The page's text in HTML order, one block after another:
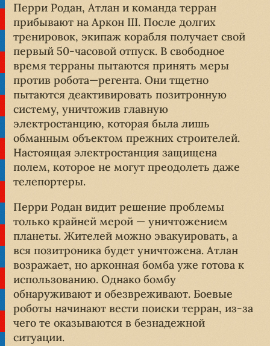
Перри Родан, Атлан и команда терран
прибывают на Аркон III. После долгих
тренировок, экипаж корабля получает свой
первый 50-часовой отпуск. В свободное
время терраны пытаются принять меры
против робота—регента. Они тщетно
пытаются деактивировать позитронную
систему, уничтожив главную
электростанцию, которая была лишь
обманным объектом прежних строителей.
Настоящая электростанция защищена
полем, которое не могут преодолеть даже
телепортеры.
Перри Родан видит решение проблемы
только крайней мерой — уничтожением
планеты. Жителей можно эвакуировать, а
вся позитроника будет уничтожена. Атлан
возражает, но арконная бомба уже готова к
использованию. Однако бомбу
обнаруживают и обезвреживают. Боевые
роботы начинают вести поиски терран, из-за
чего те оказываются в безнадежной
ситуации.